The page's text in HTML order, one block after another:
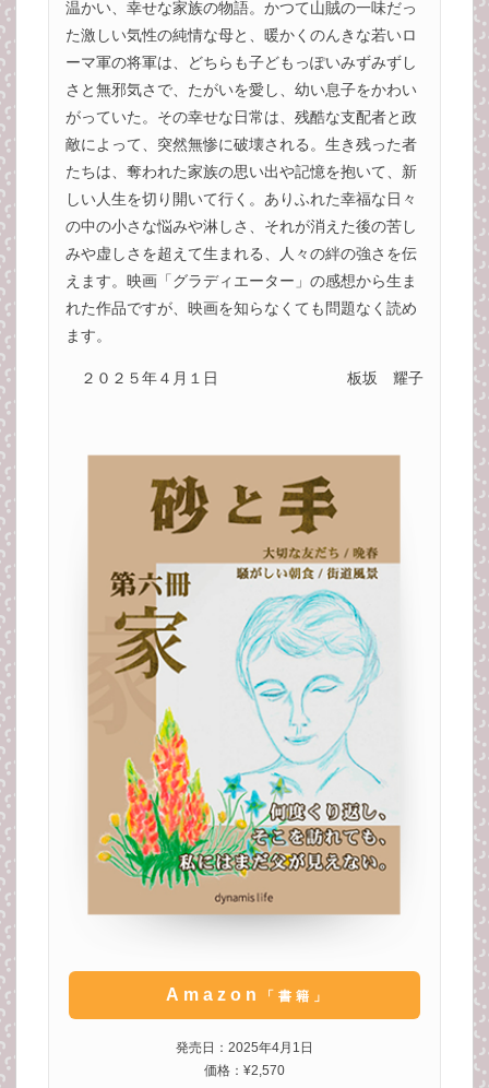
温かい、幸せな家族の物語。かつて山賊の一味だっ
た激しい気性の純情な母と、暖かくのんきな若いロ
ーマ軍の将軍は、どちらも子どもっぽいみずみずし
さと無邪気さで、たがいを愛し、幼い息子をかわい
がっていた。その幸せな日常は、残酷な支配者と政
敵によって、突然無惨に破壊される。生き残った者
たちは、奪われた家族の思い出や記憶を抱いて、新
しい人生を切り開いて行く。ありふれた幸福な日々
の中の小さな悩みや淋しさ、それが消えた後の苦し
みや虚しさを超えて生まれる、人々の絆の強さを伝
えます。映画「グラディエーター」の感想から生ま
れた作品ですが、映画を知らなくても問題なく読め
ます。
２０２５年４月１日 板坂 耀子
Amazon 「書籍」
発売日：2025年4月1日
価格：¥2,570